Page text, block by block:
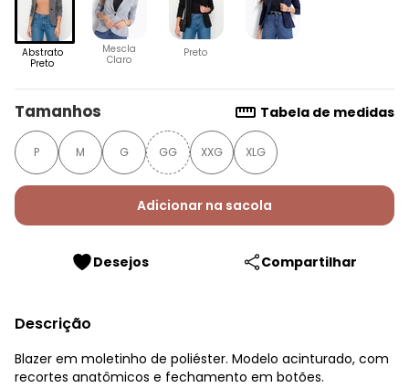
Abstrato
Preto
Mescla
Claro
Preto
Tamanhos Tabela de medidas
P M G GG XXG XLG
Adicionar na sacola
Desejos Compartilhar
Descrição
Blazer em moletinho de poliéster. Modelo acinturado, com
recortes anatômicos e fechamento em botões.